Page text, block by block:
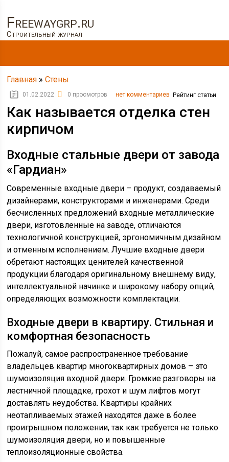
Freewaygrp.ru
Строительный журнал
Главная »Стены
01.02.2022 0 просмотров нет комментариев Рейтинг статьи
Как называется отделка стен
кирпичом
Входные стальные двери от завода
«Гардиан»
Современные входные двери – продукт, создаваемый
дизайнерами, конструкторами и инженерами. Среди
бесчисленных предложений входные металлические
двери, изготовленные на заводе, отличаются
технологичной конструкцией, эргономичным дизайном
и отменным исполнением. Лучшие входные двери
обретают настоящих ценителей качественной
продукции благодаря оригинальному внешнему виду,
интеллектуальной начинке и широкому набору опций,
определяющих возможности комплектации.
Входные двери в квартиру. Стильная и
комфортная безопасность
Пожалуй, самое распространенное требование
владельцев квартир многоквартирных домов – это
шумоизоляция входной двери. Громкие разговоры на
лестничной площадке, грохот и шум лифтов могут
доставлять неудобства. Квартиры крайних
неотапливаемых этажей находятся даже в более
проигрышном положении, так как требуется не только
шумоизоляция двери, но и повышенные
теплоизоляционные свойства.